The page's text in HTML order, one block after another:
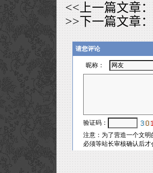
<<上一篇文章：
>>下一篇文章：